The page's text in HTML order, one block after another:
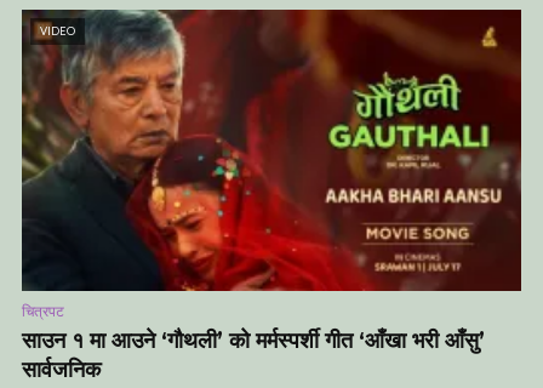
VIDEO
चित्रपट
साउन १ मा आउने ‘गौथली’ को मर्मस्पर्शी गीत ‘आँखा भरी आँसु’
सार्वजनिक